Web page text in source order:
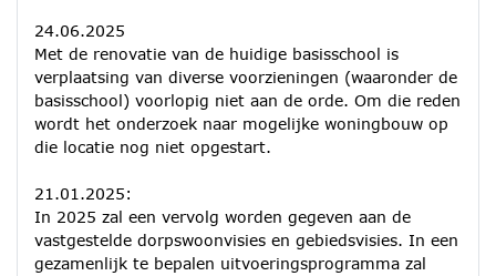
24.06.2025
Met de renovatie van de huidige basisschool is
verplaatsing van diverse voorzieningen (waaronder de
basisschool) voorlopig niet aan de orde. Om die reden
wordt het onderzoek naar mogelijke woningbouw op
die locatie nog niet opgestart.
21.01.2025:
In 2025 zal een vervolg worden gegeven aan de
vastgestelde dorpswoonvisies en gebiedsvisies. In een
gezamenlijk te bepalen uitvoeringsprogramma zal